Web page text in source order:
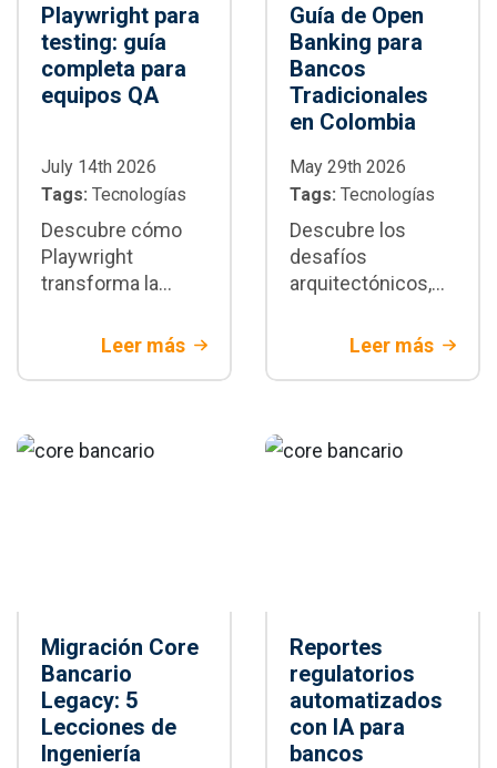
Playwright para
testing: guía
completa para
equipos QA
July 14th 2026
Tags: Tecnologías
Descubre cómo
Playwright
transforma la
pruebas E2E:
paralelización,
buenas prácticas y
Leer más
Guía de Open
Banking para
Bancos
Tradicionales
en Colombia
May 29th 2026
Tags: Tecnologías
Descubre los
desafíos
arquitectónicos,
integración del
Colombia. Aprende
tecnología para
Leer más
Migración Core
Bancario
Legacy: 5
Lecciones de
Ingeniería
Reportes
regulatorios
automatizados
con IA para
bancos